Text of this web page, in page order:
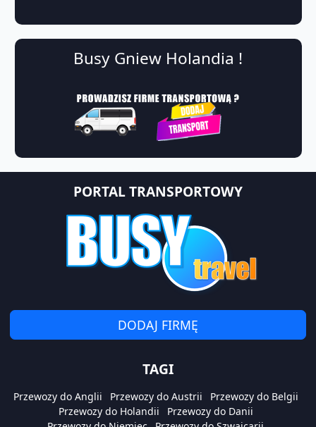
Busy Gniew Holandia !
PORTAL TRANSPORTOWY
DODAJ FIRMĘ
TAGI
Przewozy do Anglii Przewozy do Austrii
Przewozy do Belgii
Przewozy do Holandii
Przewozy do Danii